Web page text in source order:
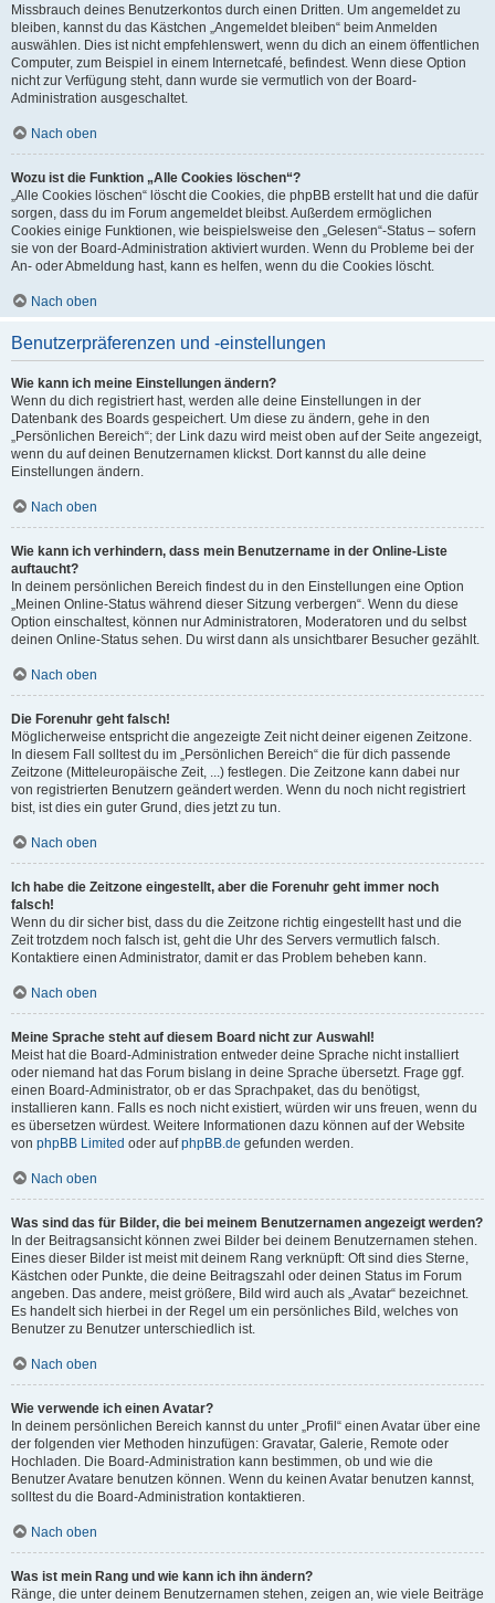
Missbrauch deines Benutzerkontos durch einen Dritten. Um angemeldet zu
bleiben, kannst du das Kästchen „Angemeldet bleiben“ beim Anmelden
auswählen. Dies ist nicht empfehlenswert, wenn du dich an einem öffentlichen
Computer, zum Beispiel in einem Internetcafé, befindest. Wenn diese Option
nicht zur Verfügung steht, dann wurde sie vermutlich von der Board-
Administration ausgeschaltet.
Nach oben
Wozu ist die Funktion „Alle Cookies löschen“?
„Alle Cookies löschen“ löscht die Cookies, die phpBB erstellt hat und die dafür
sorgen, dass du im Forum angemeldet bleibst. Außerdem ermöglichen
Cookies einige Funktionen, wie beispielsweise den „Gelesen“-Status – sofern
sie von der Board-Administration aktiviert wurden. Wenn du Probleme bei der
An- oder Abmeldung hast, kann es helfen, wenn du die Cookies löscht.
Nach oben
Benutzerpräferenzen und -einstellungen
Wie kann ich meine Einstellungen ändern?
Wenn du dich registriert hast, werden alle deine Einstellungen in der
Datenbank des Boards gespeichert. Um diese zu ändern, gehe in den
„Persönlichen Bereich“; der Link dazu wird meist oben auf der Seite angezeigt,
wenn du auf deinen Benutzernamen klickst. Dort kannst du alle deine
Einstellungen ändern.
Nach oben
Wie kann ich verhindern, dass mein Benutzername in der Online-Liste
auftaucht?
In deinem persönlichen Bereich findest du in den Einstellungen eine Option
„Meinen Online-Status während dieser Sitzung verbergen“. Wenn du diese
Option einschaltest, können nur Administratoren, Moderatoren und du selbst
deinen Online-Status sehen. Du wirst dann als unsichtbarer Besucher gezählt.
Nach oben
Die Forenuhr geht falsch!
Möglicherweise entspricht die angezeigte Zeit nicht deiner eigenen Zeitzone.
In diesem Fall solltest du im „Persönlichen Bereich“ die für dich passende
Zeitzone (Mitteleuropäische Zeit, ...) festlegen. Die Zeitzone kann dabei nur
von registrierten Benutzern geändert werden. Wenn du noch nicht registriert
bist, ist dies ein guter Grund, dies jetzt zu tun.
Nach oben
Ich habe die Zeitzone eingestellt, aber die Forenuhr geht immer noch
falsch!
Wenn du dir sicher bist, dass du die Zeitzone richtig eingestellt hast und die
Zeit trotzdem noch falsch ist, geht die Uhr des Servers vermutlich falsch.
Kontaktiere einen Administrator, damit er das Problem beheben kann.
Nach oben
Meine Sprache steht auf diesem Board nicht zur Auswahl!
Meist hat die Board-Administration entweder deine Sprache nicht installiert
oder niemand hat das Forum bislang in deine Sprache übersetzt. Frage ggf.
einen Board-Administrator, ob er das Sprachpaket, das du benötigst,
installieren kann. Falls es noch nicht existiert, würden wir uns freuen, wenn du
es übersetzen würdest. Weitere Informationen dazu können auf der Website
von phpBB Limited oder aufphpBB.de gefunden werden.
Nach oben
Was sind das für Bilder, die bei meinem Benutzernamen angezeigt werden?
In der Beitragsansicht können zwei Bilder bei deinem Benutzernamen stehen.
Eines dieser Bilder ist meist mit deinem Rang verknüpft: Oft sind dies Sterne,
Kästchen oder Punkte, die deine Beitragszahl oder deinen Status im Forum
angeben. Das andere, meist größere, Bild wird auch als „Avatar“ bezeichnet.
Es handelt sich hierbei in der Regel um ein persönliches Bild, welches von
Benutzer zu Benutzer unterschiedlich ist.
Nach oben
Wie verwende ich einen Avatar?
In deinem persönlichen Bereich kannst du unter „Profil“ einen Avatar über eine
der folgenden vier Methoden hinzufügen: Gravatar, Galerie, Remote oder
Hochladen. Die Board-Administration kann bestimmen, ob und wie die
Benutzer Avatare benutzen können. Wenn du keinen Avatar benutzen kannst,
solltest du die Board-Administration kontaktieren.
Nach oben
Was ist mein Rang und wie kann ich ihn ändern?
Ränge, die unter deinem Benutzernamen stehen, zeigen an, wie viele Beiträge